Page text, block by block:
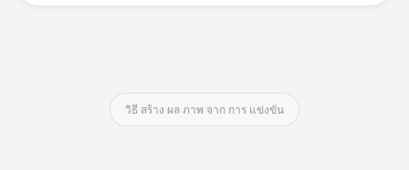
วิธี สร้าง ผล ภาพ จาก การ แข่งขัน